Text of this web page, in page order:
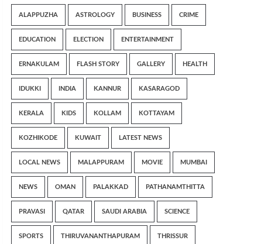
ALAPPUZHA ASTROLOGY BUSINESS CRIME
EDUCATION ELECTION ENTERTAINMENT
ERNAKULAM FLASH STORY GALLERY HEALTH
IDUKKI INDIA KANNUR KASARAGOD
KERALA KIDS KOLLAM KOTTAYAM
KOZHIKODE KUWAIT LATEST NEWS
LOCAL NEWS MALAPPURAM MOVIE MUMBAI
NEWS OMAN PALAKKAD PATHANAMTHITTA
PRAVASI QATAR SAUDI ARABIA SCIENCE
SPORTS THIRUVANANTHAPURAM THRISSUR